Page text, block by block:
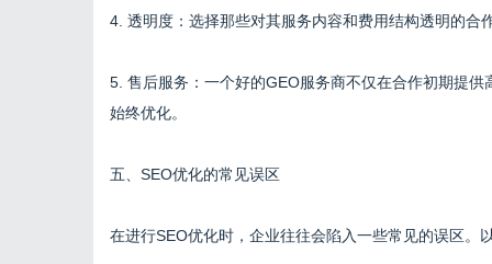
4. 透明度：选择那些对其服务内容和费用结构透明的合
5. 售后服务：一个好的GEO服务商不仅在合作初期提
始终优化。
五、SEO优化的常见误区
在进行SEO优化时，企业往往会陷入一些常见的误区。